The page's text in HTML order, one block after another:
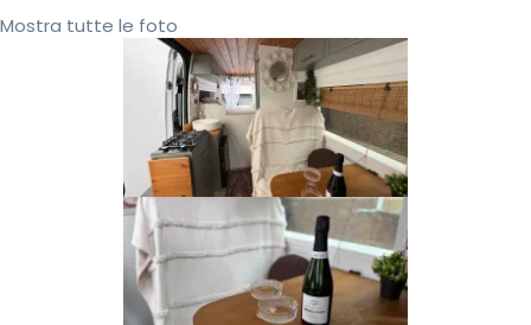
Mostra tutte le foto